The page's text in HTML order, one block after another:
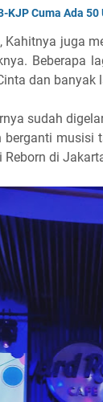
KJP Cuma Ada
Kahitnya juga
Beberapa
dan banyak
sudah
musisi
Reborn di